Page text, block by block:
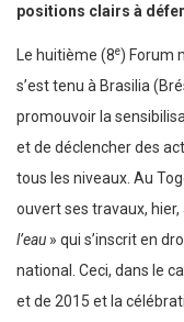
positions clairs à
Le huitième (8e) Forum
s’est tenu à Brasilia
promouvoir la
et de déclencher des
tous les niveaux. Au
ouvert ses travaux,
l’eau » qui s’inscrit en
national. Ceci, dans le
et de 2015 et la